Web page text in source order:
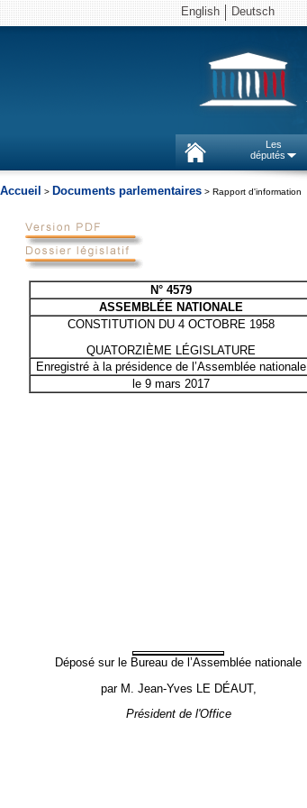
English Deutsch
Les
députés
Accueil > Documents parlementaires > Rapport d'information
N° 4579
ASSEMBLÉE NATIONALE
CONSTITUTION DU 4 OCTOBRE 1958
QUATORZIÈME LÉGISLATURE
Enregistré à la présidence de l’Assemblée nationale
le 9 mars 2017
Déposé sur le Bureau de l’Assemblée nationale
par M. Jean-Yves LE DÉAUT,
Président de l'Office